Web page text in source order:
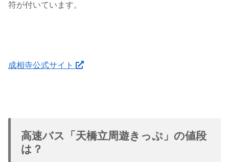
符が付いています。
成相寺公式サイト
高速バス「天橋立周遊きっぷ」の値段
は？